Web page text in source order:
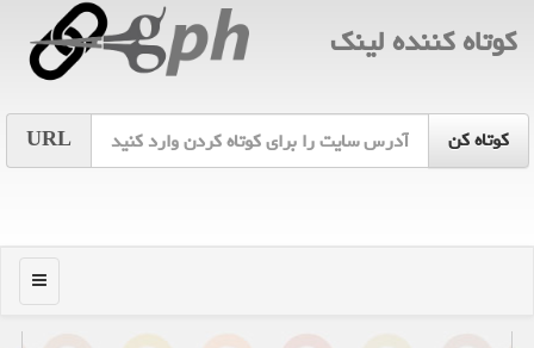
كوتاه كننده لینك
URL
منو